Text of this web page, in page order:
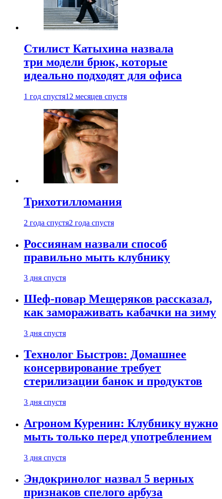
Стилист Катыхина назвала
три модели брюк, которые
идеально подходят для офиса
1 год спустя12 месяцев спустя
Трихотилломания
2 года спустя2 года спустя
Россиянам назвали способ
правильно мыть клубнику
3 дня спустя
Шеф-повар Мещеряков рассказал,
как замораживать кабачки на зиму
3 дня спустя
Технолог Быстров: Домашнее
консервирование требует
стерилизации банок и продуктов
3 дня спустя
Агроном Куренин: Клубнику нужно
мыть только перед употреблением
3 дня спустя
Эндокринолог назвал 5 верных
признаков спелого арбуза